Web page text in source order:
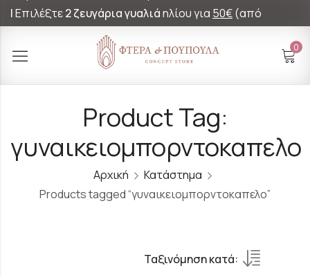
|Επιλέξτε2 ζευγάρια γυαλιάηλίου για 50€(από
0
Product Tag:
γυναικειομπορντοκαπελο
Αρχική
Κατάστημα
Products tagged “γυναικειομπορντοκαπελο”
Ταξινόμηση κατά: